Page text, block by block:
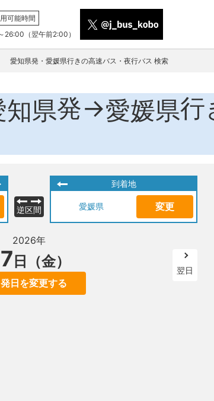
可能時間
26:00（翌午前2:00）
愛知県発・愛媛県行きの高速バス・夜行バス 検索
知県発→愛媛県行
逆区間
到着地
愛媛県 変更
2026年
7 日（金）
日を変更する
翌日